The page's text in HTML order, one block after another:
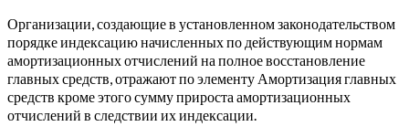
Организации, создающие в установленном законодательством
порядке индексацию начисленных по действующим нормам
амортизационных отчислений на полное восстановление
главных средств, отражают по элементу Амортизация главных
средств кроме этого сумму прироста амортизационных
отчислений в следствии их индексации.